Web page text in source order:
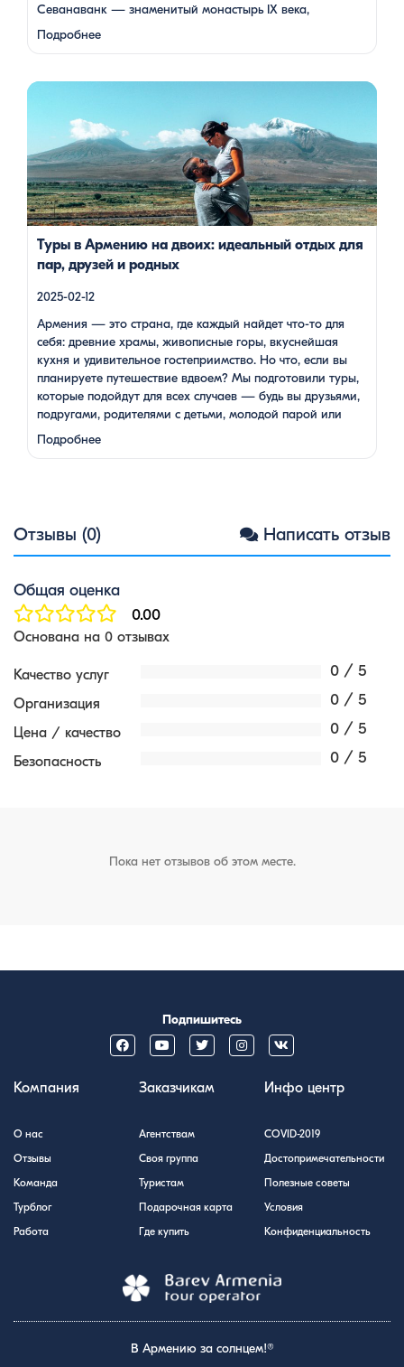
Севанаванк — знаменитый монастырь IX века,
расположенный на полуострове, а также Айраванк,
который менее известен, но не менее …
Подробнее
Армения — это страна, где каждый найдет что-то для себя:
удивительное гостеприимство. Но что, если вы планируете
путешествие вдвоем? Мы подготовили туры, которые
подойдут для всех случаев — будь вы друзьями, подругами,
родителями с детьми, молодой парой или супругами в
возрасте. Какой тур выбрать для путешествия вдвоем? 1. […]
Туры в Армению на двоих: идеальный отдых для
пар, друзей и родных
2025-02-12
Армения — это страна, где каждый найдет что-то для
себя: древние храмы, живописные горы, вкуснейшая
кухня и удивительное гостеприимство. Но что, если вы
планируете путешествие вдвоем? Мы подготовили туры,
которые подойдут для всех случаев — будь вы друзьями,
подругами, родителями с детьми, молодой парой или
супругами в возрасте. Какой тур выбрать для
путешествия вдвоем? 1. …
Подробнее
Отзывы (0) Написать отзыв
Общая оценка
0.00
Основана на 0 отзывах
Качество услуг 0 / 5
Организация 0 / 5
Цена / качество 0 / 5
Безопасность 0 / 5
Пока нет отзывов об этом месте.
Подпишитесь
Компания
О нас
Отзывы
Команда
Турблог
Работа
Заказчикам
Агентствам
Своя группа
Туристам
Подарочная карта
Где купить
Инфо центр
COVID-2019
Достопримечательности
Полезные советы
Условия
Конфиденциальность
В Армению за солнцем!®